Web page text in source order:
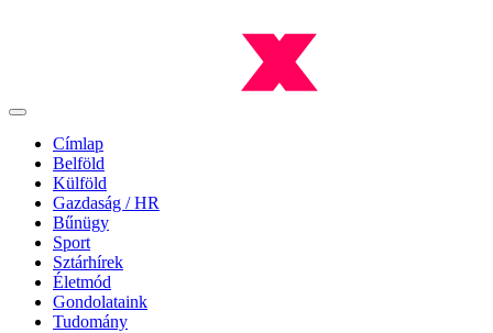
Címlap
Belföld
Külföld
Gazdaság / HR
Bűnügy
Sport
Sztárhírek
Életmód
Gondolataink
Tudomány